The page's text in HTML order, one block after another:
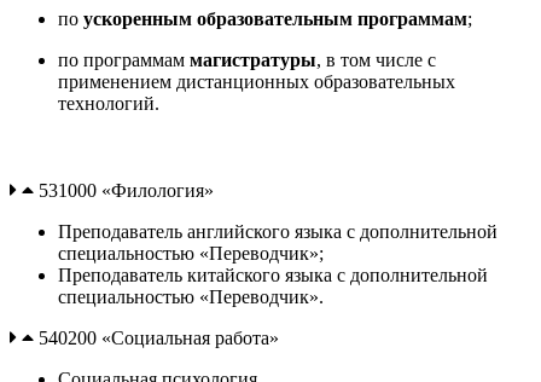
по ускоренным образовательным программам;
по программам магистратуры, в том числе с
применением дистанционных образовательных
технологий.
531000 «Филология»
Преподаватель английского языка с дополнительной
специальностью «Переводчик»;
Преподаватель китайского языка с дополнительной
специальностью «Переводчик».
540200 «Социальная работа»